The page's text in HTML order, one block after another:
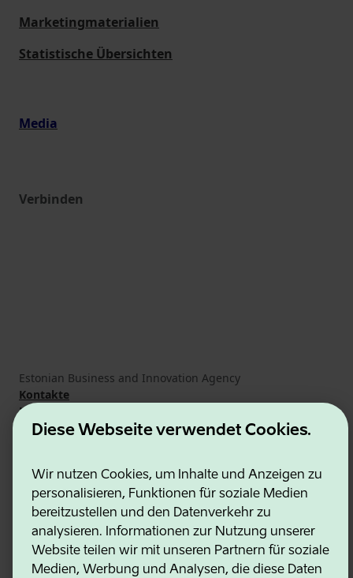
Diese Webseite verwendet Cookies.
Wir nutzen Cookies, um Inhalte und Anzeigen zu
personalisieren, Funktionen für soziale Medien
bereitzustellen und den Datenverkehr zu
analysieren. Informationen zur Nutzung unserer
Website teilen wir mit unseren Partnern für soziale
Medien, Werbung und Analysen, die diese Daten
Marketingmaterialien
Statistische Übersichten
Media
Verbinden
Estonian Business and Innovation Agency
Kontakte
Kooperationspartner
Nutzungsbedingungen